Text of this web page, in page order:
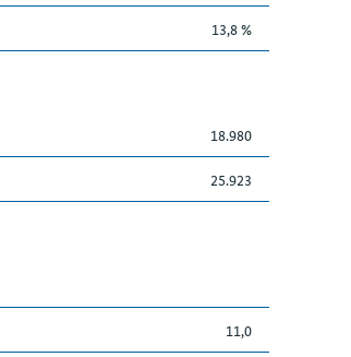
13,8 %
18.980
25.923
11,0